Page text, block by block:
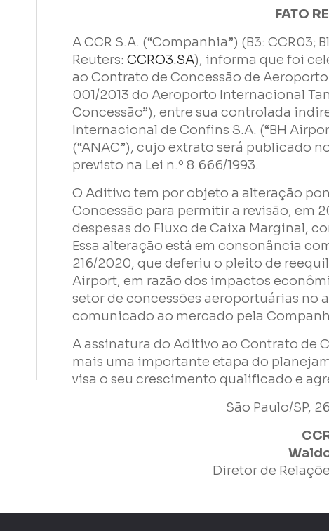
FATO
A CCR S.A. (“Companhia”) (B3: CCR03;
Reuters: CCRO3.SA), informa que foi
ao Contrato de Concessão de Aeroporto
001/2013 do Aeroporto Internacional
Concessão”), entre sua controlada
Internacional de Confins S.A. (“BH
(“ANAC”), cujo extrato será publicado
previsto na Lei n.º 8.666/1993.
O Aditivo tem por objeto a alteração
Concessão para permitir a revisão, em
despesas do Fluxo de Caixa Marginal,
Essa alteração está em consonância
216/2020, que deferiu o pleito de
Airport, em razão dos impactos
setor de concessões aeroportuárias no
comunicado ao mercado pela
A assinatura do Aditivo ao Contrato de
mais uma importante etapa do
visa o seu crescimento qualificado e
São Paulo/SP,
Diretor de
Empresa
Perfil
Grupos
Li e concordo com osTermos de UsoePolítica de
Enviar